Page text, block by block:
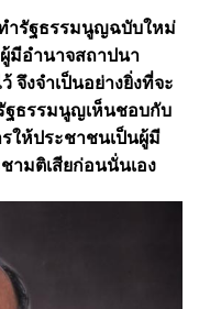
ำรัฐธรรมนูญฉบับใหม่
มีอำนาจสถาปนา
จึงจำเป็นอย่างยิ่งที่จะ
ฐธรรมนูญเห็นชอบกับ
ให้ประชาชนเป็นผู้มี
ามติเสียก่อนนั่นเอง